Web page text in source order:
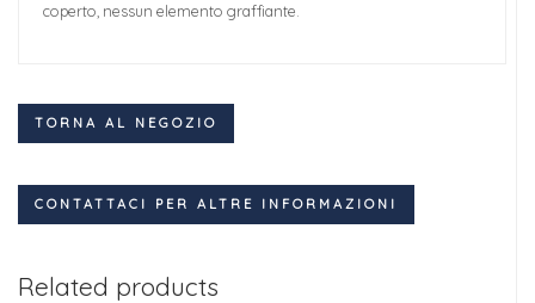
coperto, nessun elemento graffiante.
TORNA AL NEGOZIO
CONTATTACI PER ALTRE INFORMAZIONI
Related products